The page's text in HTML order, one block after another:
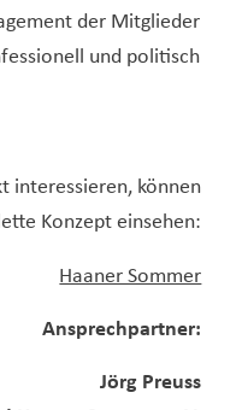
der Mitglieder
und politisch
interessieren, können
Konzept einsehen:
Haaner Sommer
Ansprechpartner:
Jörg Preuss